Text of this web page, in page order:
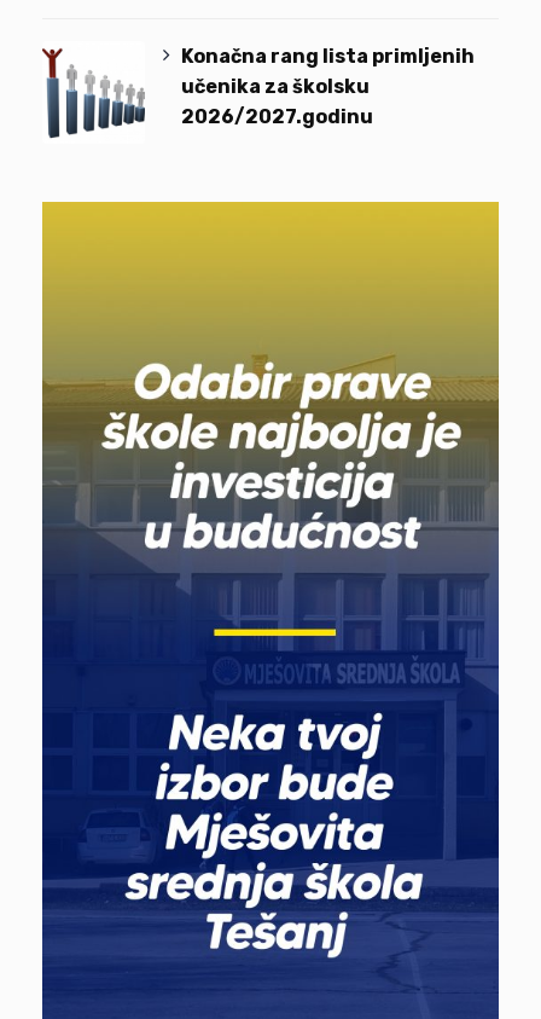
Konačna rang lista primljenih
učenika za školsku
2026/2027.godinu